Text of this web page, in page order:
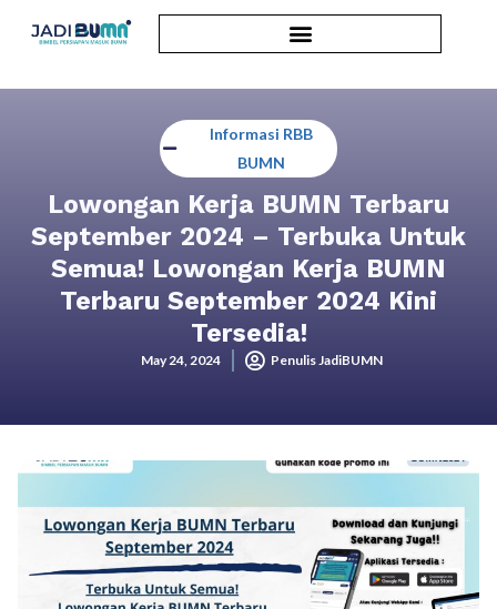
Informasi RBB
BUMN
Lowongan Kerja BUMN Terbaru
September 2024 – Terbuka Untuk
Semua! Lowongan Kerja BUMN
Terbaru September 2024 Kini
Tersedia!
May 24, 2024 Penulis JadiBUMN